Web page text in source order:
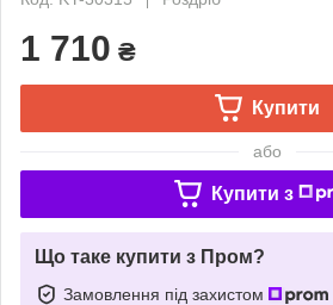
1 710 ₴
Купити
або
Купити з
Що таке купити з Пром?
Замовлення під захистом